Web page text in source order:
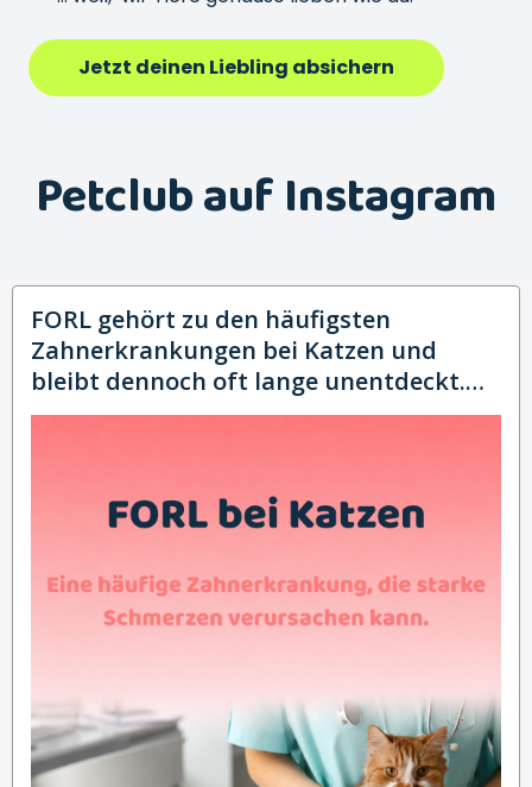
Jetzt deinen Liebling absichern
Petclub auf Instagram